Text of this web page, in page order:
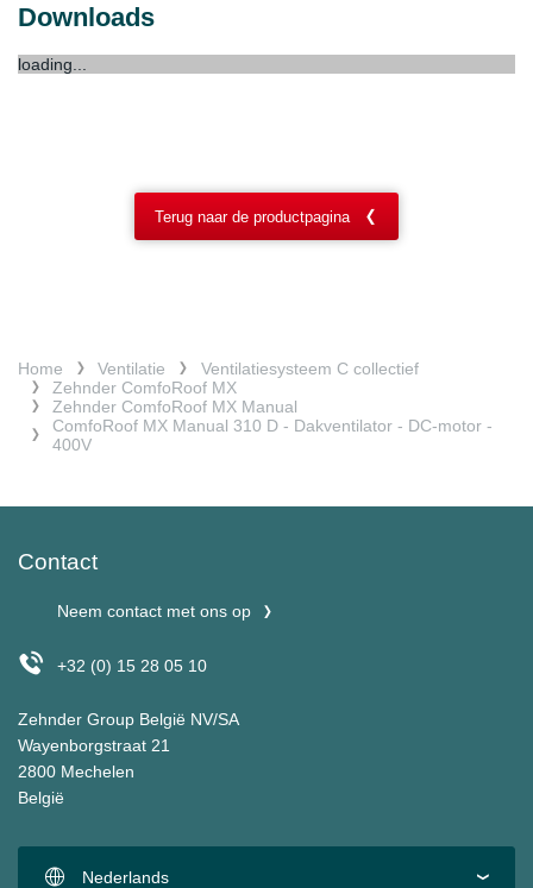
Downloads
loading...
Terug naar de productpagina
Home Ventilatie
Ventilatiesysteem C collectief
Zehnder ComfoRoof MX
Zehnder ComfoRoof MX Manual
ComfoRoof MX Manual 310 D - Dakventilator - DC-motor -
400V
Contact
Neem contact met ons op
+32 (0) 15 28 05 10
Zehnder Group België NV/SA
Wayenborgstraat 21
2800 Mechelen
België
Nederlands